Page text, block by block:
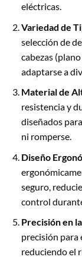
eléctricas.
Variedad de
selección de
cabezas
adaptarse a
Material de
resistencia y
diseñados
ni romperse.
Diseño
seguro,
control
Precisión en
precisión para
reduciendo el